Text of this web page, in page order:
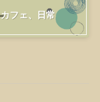
カフェ、日常